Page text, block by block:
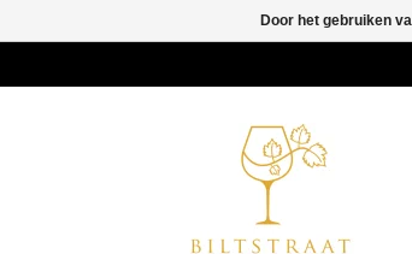
Door het gebruiken